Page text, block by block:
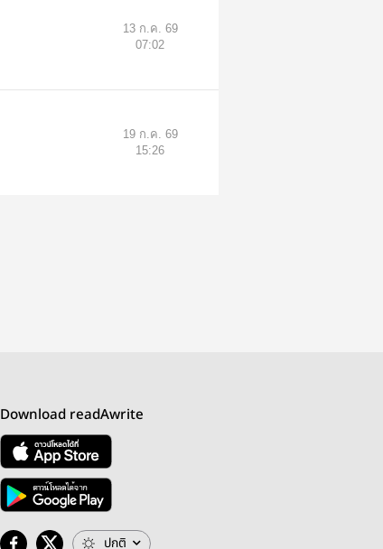
13 ก.ค. 69
07:02
19 ก.ค. 69
15:26
Download readAwrite
ปกติ